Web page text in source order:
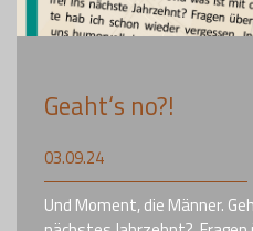
Geaht‘s no?!
03.09.24
Und Moment, die Männer.